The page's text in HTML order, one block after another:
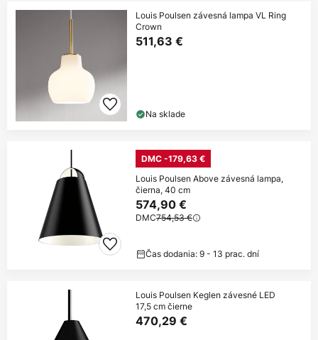
Louis Poulsen závesná lampa VL Ring
Crown
511,63 €
Na sklade
DMC -179,63 €
Louis Poulsen Above závesná lampa,
čierna, 40 cm
574,90 €
DMC754,53 €
Čas dodania: 9 - 13 prac. dní
Louis Poulsen Keglen závesné LED
17,5 cm čierne
470,29 €